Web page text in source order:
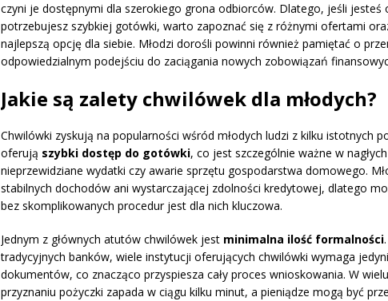
czyni je dostępnymi dla szerokiego grona odbiorców. Dlatego, jeśli jesteś
potrzebujesz szybkiej gotówki, warto zapoznać się z różnymi ofertami
najlepszą opcję dla siebie. Młodzi dorośli powinni również pamiętać o
odpowiedzialnym podejściu do zaciągania nowych zobowiązań
Jakie są zalety chwilówek dla młodych?
Chwilówki zyskują na popularności wśród młodych ludzi z kilku istotnych
oferują szybki dostęp do gotówki, co jest szczególnie ważne w
nieprzewidziane wydatki czy awarie sprzętu gospodarstwa domowego.
stabilnych dochodów ani wystarczającej zdolności kredytowej, dlatego
bez skomplikowanych procedur jest dla nich kluczowa.
Jednym z głównych atutów chwilówek jest minimalna ilość formalności
tradycyjnych banków, wiele instytucji oferujących chwilówki wymaga
dokumentów, co znacząco przyspiesza cały proces wnioskowania. W
przyznaniu pożyczki zapada w ciągu kilku minut, a pieniądze mogą być